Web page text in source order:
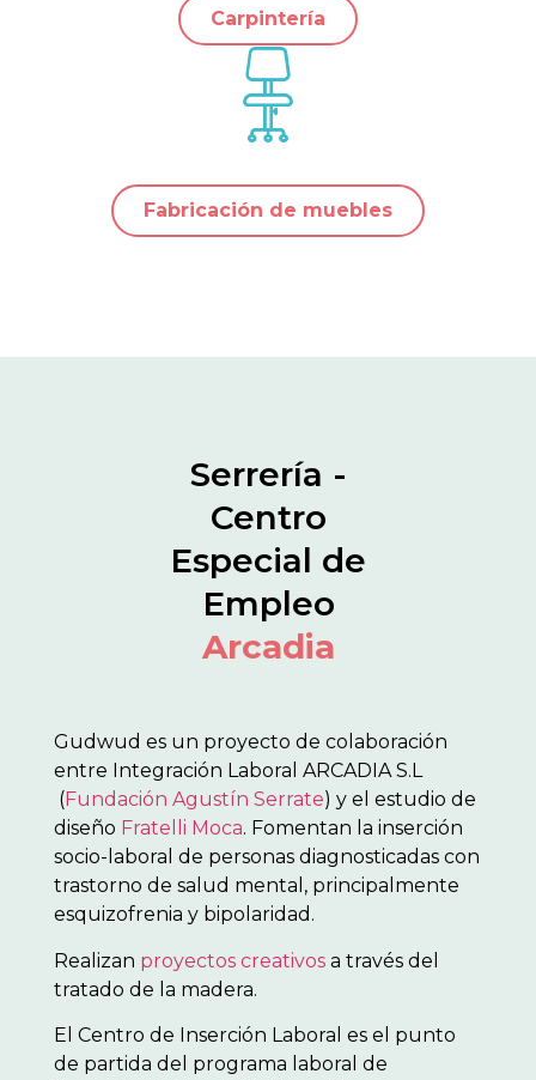
Carpintería
Fabricación de muebles
Serrería -
Centro
Especial de
Empleo
Arcadia
Gudwud es un proyecto de colaboración
entre Integración Laboral ARCADIA S.L
(Fundación Agustín Serrate) y el estudio de
diseño Fratelli Moca. Fomentan la inserción
socio-laboral de personas diagnosticadas con
trastorno de salud mental, principalmente
esquizofrenia y bipolaridad.
Realizan proyectos creativosa través del
tratado de la madera.
El Centro de Inserción Laboral es el punto
de partida del programa laboral de